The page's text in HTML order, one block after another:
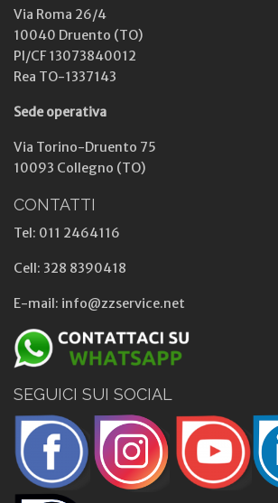
Via Roma 26/4
10040 Druento (TO)
PI/CF 13073840012
Rea TO-1337143
Sede operativa
Via Torino-Druento 75
10093 Collegno (TO)
CONTATTI
Tel: 011 2464116
Cell: 328 8390418
E-mail: info@zzservice.net
SEGUICI SUI SOCIAL